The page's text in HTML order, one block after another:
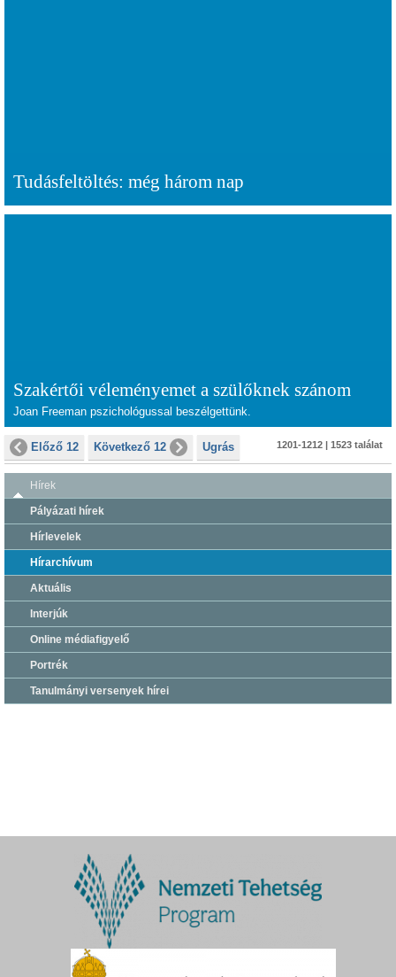
Tudásfeltöltés: még három nap
Szakértői véleményemet a szülőknek szánom
Joan Freeman pszichológussal beszélgettünk.
Előző 12 Következő 12 Ugrás 1201-1212 | 1523 találat
Hírek
Pályázati hírek
Hírlevelek
Hírarchívum
Aktuális
Interjúk
Online médiafigyelő
Portrék
Tanulmányi versenyek hírei